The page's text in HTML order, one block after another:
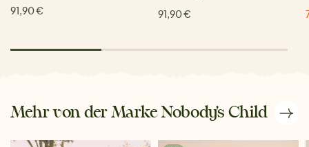
91,90 €
91,90 €
Mehr von der Marke Nobody's Child